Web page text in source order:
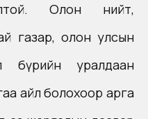
Олон нийт,
газар, олон улсын
бүрийн уралдаан
айл болохоор арга